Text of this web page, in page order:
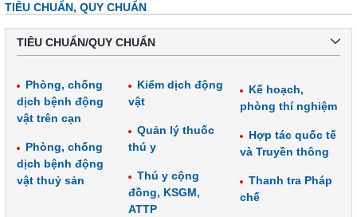
TIÊU CHUẨN, QUY CHUẨN
TIÊU CHUẨN/QUY CHUẨN
Phòng, chống
dịch bệnh động
vật trên cạn
Phòng, chống
dịch bệnh động
vật thuỷ sản
Kiểm dịch động
vật
Quản lý thuốc
thú y
Thú y cộng
đồng, KSGM,
ATTP
Kế hoạch,
phòng thí nghiệm
Hợp tác quốc tế
và Truyền thông
Thanh tra Pháp
chế